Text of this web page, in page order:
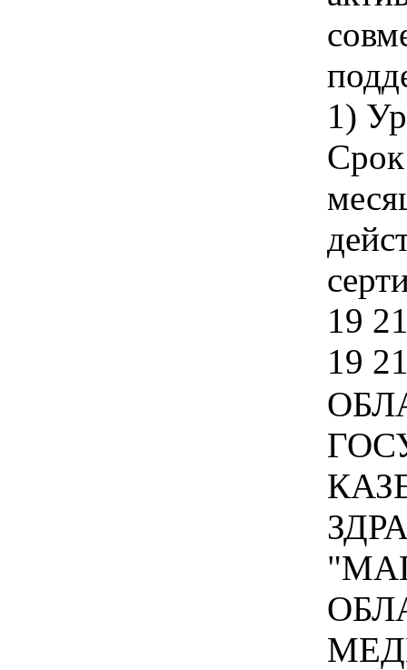
1)
19
19